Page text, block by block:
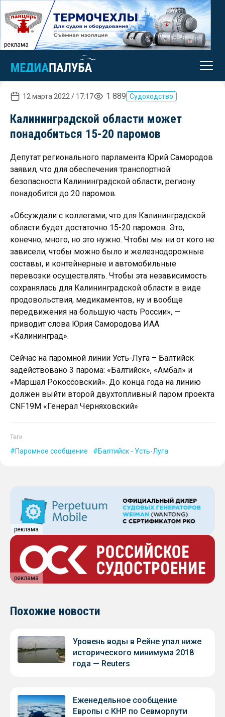
реклама
12 марта 2022 / 17:17 1 889 Судоходство
Калининградской области может
понадобиться 15-20 паромов
Депутат регионального парламента Юрий Самородов
заявил, что для обеспечения транспортной
безопасности Калининградской области, региону
понадобится до 20 паромов.
«Обсуждали с коллегами, что для Калининградской
области будет достаточно 15-20 паромов. Это,
конечно, много, но это нужно. Чтобы мы ни от кого не
зависели, чтобы можно было и железнодорожные
составы, и контейнерные и автомобильные
перевозки осуществлять. Чтобы эта независимость
сохранялась для Калининградской области в виде
продовольствия, медикаментов, ну и вообще
передвижения на большую часть России», —
приводит слова Юрия Самородова ИАА
«Калининград».
Сейчас на паромной линии Усть-Луга – Балтийск
задействовано 3 парома: «Балтийск», «Амбал» и
«Маршал Рокоссовский». До конца года на линию
должен выйти второй двухтопливный паром проекта
CNF19M «Генерал Черняховский»
Теги
Паромное сообщение Балтийск - Усть-Луга
реклама
реклама
Похожие новости
Уровень воды в Рейне упал ниже
исторического минимума 2018
года — Reuters
Еженедельное сообщение
Европы с КНР по Севморпути